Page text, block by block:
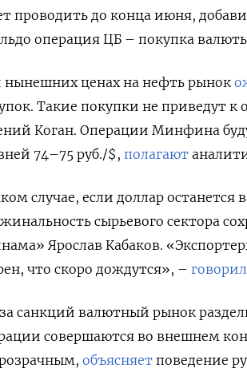
проводить до конца июня,
операция ЦБ – покупка
нынешних ценах на нефть рынок
Такие покупки не приведут к
Коган. Операции Минфина
74–75 руб./$, полагают
случае, если доллар
сырьевого сектора
Ярослав Кабаков.
что скоро дождутся», – говорил
санкций валютный рынок
совершаются во внешнем
объясняет поведение